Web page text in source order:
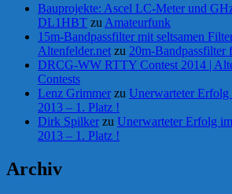
Bauprojekte: Ascel LC-Meter und
DL1HBT zu Amateurfunk
15m-Bandpassfilter mit seltsamen
Altenfelder.net zu 20m-Bandpassfilter
DRCG-WW RTTY Contest 2014 |
Contests
Lenz Grimmer zu Unerwarteter
2013 – 1. Platz !
Dirk Spilker zu Unerwarteter Erfolg
2013 – 1. Platz !
Archiv